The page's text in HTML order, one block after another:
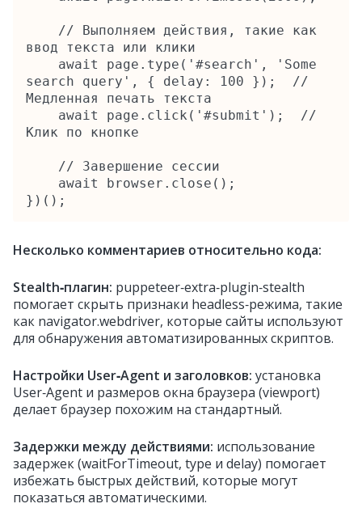
ввод текста или клики
search query', { delay: 100 });  //
Медленная печать текста
Клик по кнопке
})();
Несколько комментариев относительно кода:
Stealth‑плагин: puppeteer‑extra‑plugin‑stealth
помогает скрыть признаки headless‑режима, такие
как navigator.webdriver, которые сайты используют
для обнаружения автоматизированных скриптов.
Настройки User‑Agent и заголовков: установка
User‑Agent и размеров окна браузера (viewport)
делает браузер похожим на стандартный.
Задержки между действиями: использование
задержек (waitForTimeout, type и delay) помогает
избежать быстрых действий, которые могут
показаться автоматическими.